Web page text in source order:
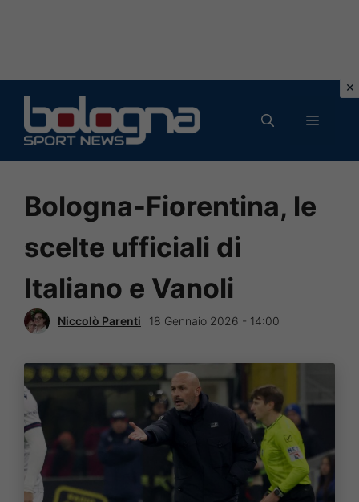
contenuto
MENU
Bologna-Fiorentina, le
scelte ufficiali di
Italiano e Vanoli
Niccolò Parenti 18 Gennaio 2026 - 14:00